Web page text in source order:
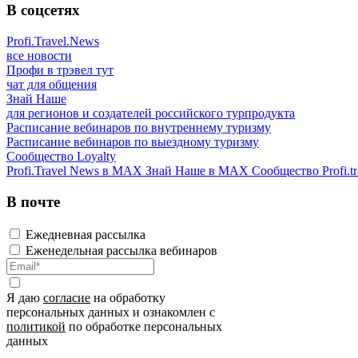
В соцсетях
Profi.Travel.News
все новости
Профи в трэвел тут
чат для общения
Знай Наше
для регионов и создателей российского турпродукта
Расписание вебинаров по внутреннему туризму
Расписание вебинаров по выездному туризму
Сообщество Loyalty
Profi.Travel News в MAX Знай Наше в MAX Сообщество
В почте
Ежедневная рассылка
Еженедельная рассылка вебинаров
Я даю согласие на обработку
персональных данных и ознакомлен с
политикой по обработке персональных
данных